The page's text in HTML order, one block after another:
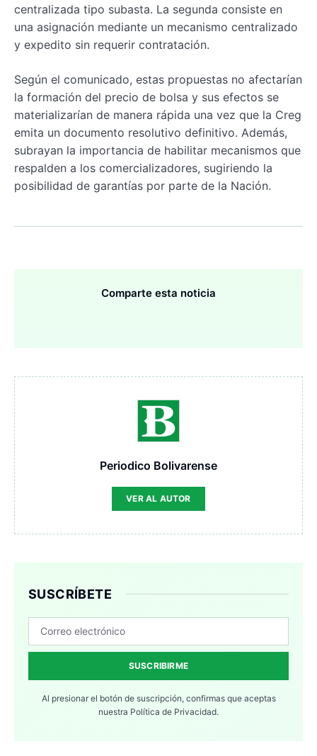
centralizada tipo subasta. La segunda consiste en
una asignación mediante un mecanismo centralizado
y expedito sin requerir contratación.
Según el comunicado, estas propuestas no afectarían
la formación del precio de bolsa y sus efectos se
materializarían de manera rápida una vez que la Creg
emita un documento resolutivo definitivo. Además,
subrayan la importancia de habilitar mecanismos que
respalden a los comercializadores, sugiriendo la
posibilidad de garantías por parte de la Nación.
Comparte esta noticia
Periodico Bolivarense
VER AL AUTOR
SUSCRÍBETE
SUSCRIBIRME
Al presionar el botón de suscripción, confirmas que aceptas
nuestra Política de Privacidad.